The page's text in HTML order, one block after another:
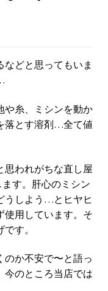
どと思ってもいま
や糸、ミシンを動か
落とす溶剤…全て値
思われがちな直し屋
す。肝心のミシン
うしよう…とヒヤヒ
使用しています。そ
す。
のか不安で〜と語っ
今のところ当店では